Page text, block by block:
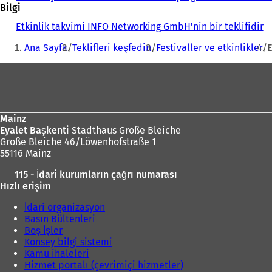
Bilgi
Etkinlik takvimi INFO Networking GmbH'nin bir teklifidir
Buradasınız:
Ana Sayfa Teklifleri keşfedin Festivaller ve etkinlikler
Mainz
Eyalet Başkenti Stadthaus Große Bleiche
Große Bleiche 46/Löwenhofstraße 1
55116 Mainz
115 - İdari kurumların çağrı numarası
Hızlı erişim
İdari organizasyon
Basın Bültenleri
Boş İşler
Konsey bilgi sistemi
Kamu ihaleleri
Hizmet portalı (çevrimiçi hizmetler)